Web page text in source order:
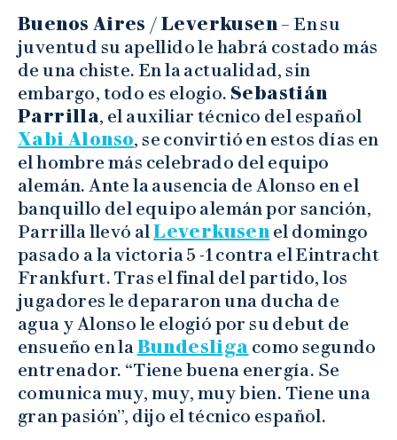
Buenos Aires / Leverkusen – En su
juventud su apellido le habrá costado más
de una chiste. En la actualidad, sin
embargo, todo es elogio. Sebastián
Parrilla, el auxiliar técnico del español
Xabi Alonso, se convirtió en estos días en
el hombre más celebrado del equipo
alemán. Ante la ausencia de Alonso en el
banquillo del equipo alemán por sanción,
Parrilla llevó alLeverkusen el domingo
pasado a la victoria 5 -1 contra el Eintracht
Frankfurt. Tras el final del partido, los
jugadores le depararon una ducha de
agua y Alonso le elogió por su debut de
ensueño en laBundesliga como segundo
entrenador. “Tiene buena energía. Se
comunica muy, muy, muy bien. Tiene una
gran pasión”, dijo el técnico español.